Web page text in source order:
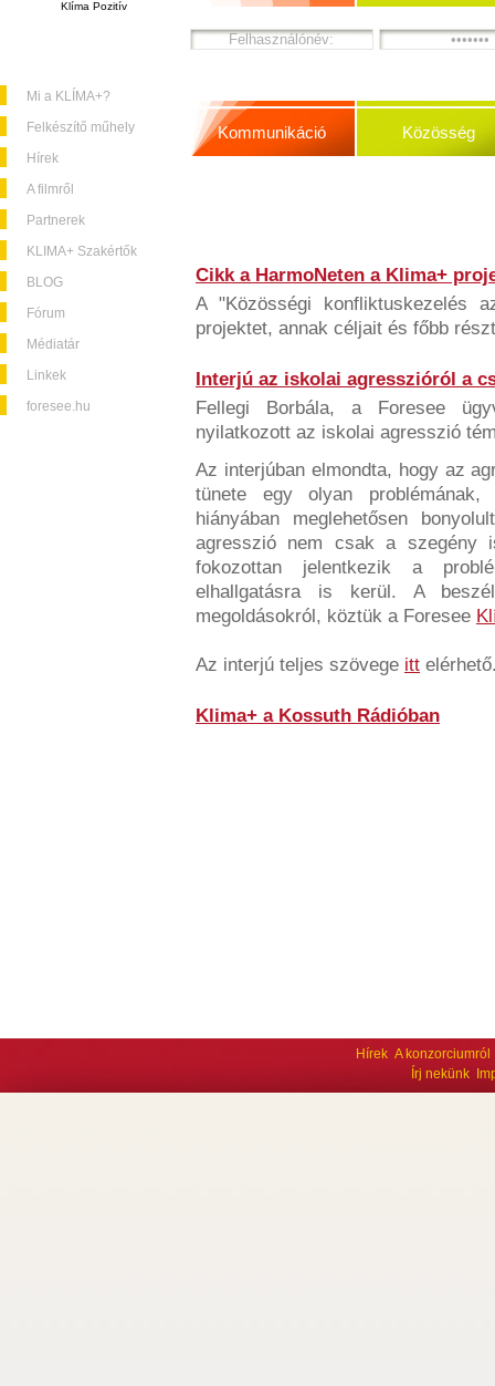
Klíma Pozitív
Mi a KLÍMA+?
Felkészítő műhely
Hírek
A filmről
Partnerek
KLIMA+ Szakértők
BLOG
Fórum
Médiatár
Linkek
foresee.hu
Kommunikáció Közösség
Cikk a HarmoNeten a Klima+
A "Közösségi konfliktuskezelés
projektet, annak céljait és főbb
Interjú az iskolai agresszióról a
Fellegi Borbála, a Foresee
nyilatkozott az iskolai agresszió
Az interjúban elmondta, hogy az
tünete egy olyan
hiányában meglehetősen
agresszió nem csak a szegény
fokozottan jelentkezik a
elhallgatásra is kerül. A
megoldásokról, köztük a Foresee
Az interjú teljes szövege itt
Klima+ a Kossuth Rádióban
Hírek A konzorciumról
Írj nekünk